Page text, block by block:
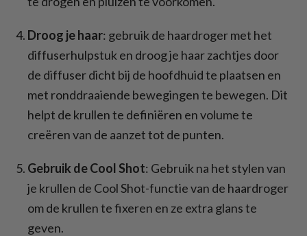
Droog je haar: gebruik de haardroger met het
diffuserhulpstuk en droog je haar zachtjes door
de diffuser dicht bij de hoofdhuid te plaatsen en
met ronddraaiende bewegingen te bewegen. Dit
helpt de krullen te definiëren en volume te
creëren van de aanzet tot de punten.
Gebruik de Cool Shot: Gebruik na het stylen van
je krullen de Cool Shot-functie van de haardroger
om de krullen te fixeren en ze extra glans te
geven.